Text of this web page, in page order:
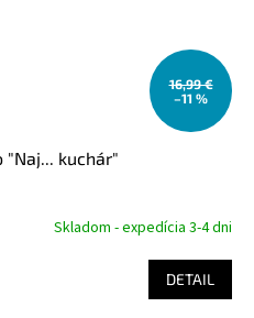
16,99 €
–11 %
"Naj... kuchár"
Skladom - expedícia 3-4 dni
DETAIL